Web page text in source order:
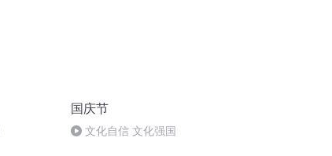
国庆节
文化自信 文化强国